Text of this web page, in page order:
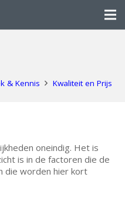
& Kennis Kwaliteit en Prijs
oneindig. Het is
is in de factoren die de
die worden hier kort